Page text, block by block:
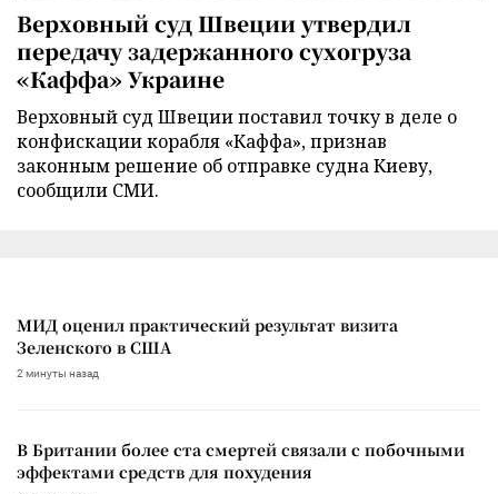
Верховный суд Швеции утвердил
передачу задержанного сухогруза
«Каффа» Украине
Верховный суд Швеции поставил точку в деле о
конфискации корабля «Каффа», признав
законным решение об отправке судна Киеву,
сообщили СМИ.
МИД оценил практический результат визита
Зеленского в США
2 минуты назад
В Британии более ста смертей связали с побочными
эффектами средств для похудения